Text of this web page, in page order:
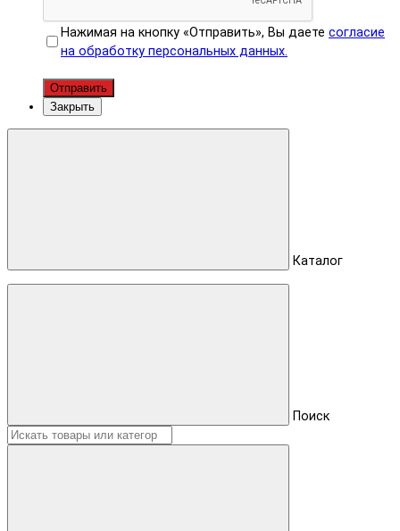
Нажимая на кнопку «Отправить», Вы даете согласие
на обработку персональных данных.
Отправить
Закрыть
Каталог
Поиск